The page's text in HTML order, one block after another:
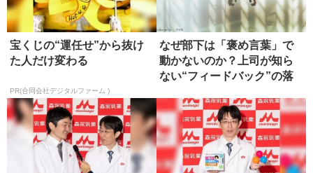
宝くじの“運任せ”から抜け
た人だけ変わる
PR(合同会社デジタルファーム )
なぜ部下は「褒め言葉」で
動かないのか？上司が知ら
ない“フィードバック”の落